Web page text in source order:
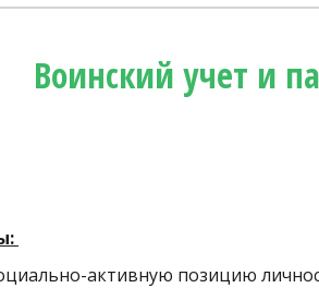
Воинский учет и
активную позицию